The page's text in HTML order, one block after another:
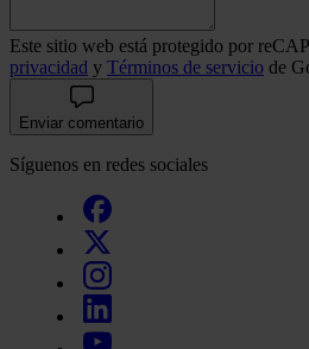
Este sitio web está protegido por
privacidad y Términos de servicio de
Enviar comentario
Síguenos en redes sociales